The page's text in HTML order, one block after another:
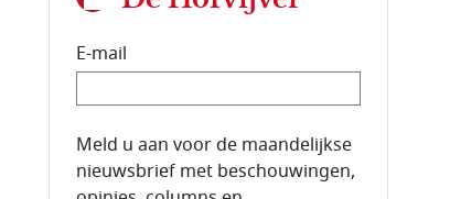
E-mail
E-mailadres van de abonnee.
Meld u aan voor de maandelijkse
nieuwsbrief met beschouwingen,